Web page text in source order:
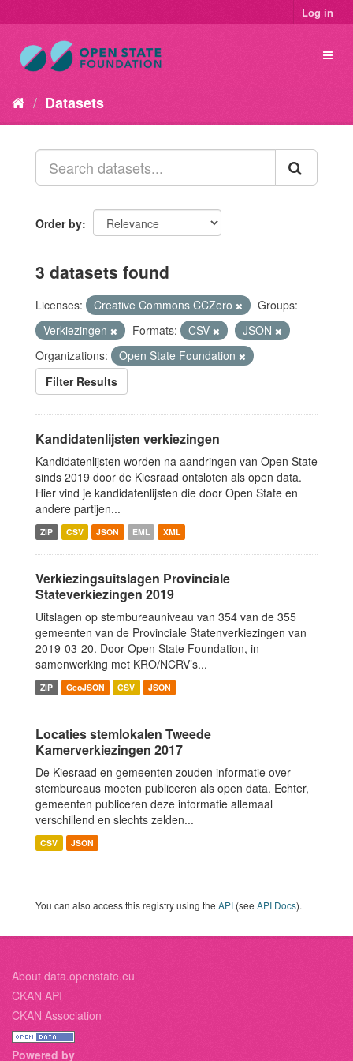
Log in
Datasets
Order by
3 datasets found
Licenses: Creative Commons CCZero
Groups:
Verkiezingen
Formats: CSV
JSON
Organizations:
Open State Foundation
Filter Results
Kandidatenlijsten verkiezingen
Kandidatenlijsten worden na aandringen van Open State
sinds 2019 door de Kiesraad ontsloten als open data.
Hier vind je kandidatenlijsten die door Open State en
andere partijen...
ZIP CSV JSON EML XML
Verkiezingsuitslagen Provinciale
Stateverkiezingen 2019
Uitslagen op stembureauniveau van 354 van de 355
gemeenten van de Provinciale Statenverkiezingen van
2019-03-20. Door Open State Foundation, in
samenwerking met KRO/NCRV’s...
ZIP GeoJSON CSV JSON
Locaties stemlokalen Tweede
Kamerverkiezingen 2017
De Kiesraad en gemeenten zouden informatie over
stembureaus moeten publiceren als open data. Echter,
gemeenten publiceren deze informatie allemaal
verschillend en slechts zelden...
CSV JSON
You can also access this registry using the API (see API Docs).
About data.openstate.eu
CKAN API
CKAN Association
Powered by